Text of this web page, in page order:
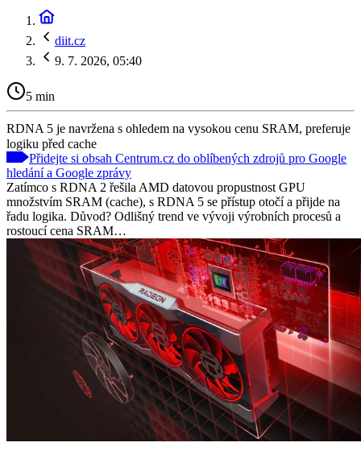
diit.cz
9. 7. 2026, 05:40
5 min
RDNA 5 je navržena s ohledem na vysokou cenu SRAM, preferuje
logiku před cache
Přidejte si obsah Centrum.cz do oblíbených zdrojů pro Google
hledání a Google zprávy
Zatímco s RDNA 2 řešila AMD datovou propustnost GPU
množstvím SRAM (cache), s RDNA 5 se přístup otočí a přijde na
řadu logika. Důvod? Odlišný trend ve vývoji výrobních procesů a
rostoucí cena SRAM…